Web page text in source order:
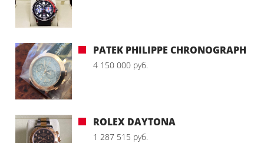
PATEK PHILIPPE CHRONOGRAPH
4 150 000 руб.
ROLEX DAYTONA
1 287 515 руб.